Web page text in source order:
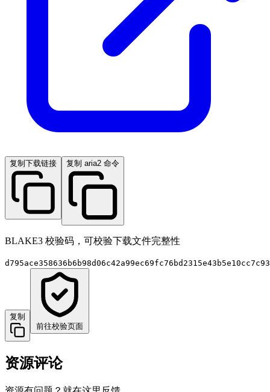
复制下载链接 复制 aria2 命令
BLAKE3 校验码，可校验下载文件完整性
复制
前往校验页面
资源评论